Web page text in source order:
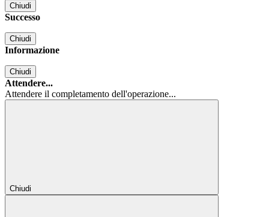
Chiudi
Successo
Chiudi
Informazione
Chiudi
Attendere...
Attendere il completamento dell'operazione...
Chiudi